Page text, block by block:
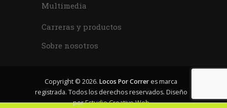
Multimedia
Carreras y productos
Sobre nosotros
Copyright © 2026. Locos Por Correr es marca
registrada. Todos los derechos reservados. Diseño
porEstudio Creativo Web